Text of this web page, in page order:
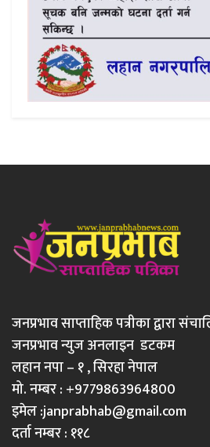
जनप्रभाव साप्ताहिक पत्रीका द्वारा
जनप्रभाव न्युज अनलाइन डटकम
लहान नपा – १ , सिरहा नेपाल
मो. नम्बर : +9779863964800
इमेल :janprabhab@gmail.com
दर्ता नम्बर : ११८